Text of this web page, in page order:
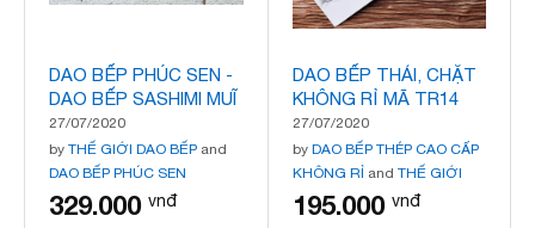
DAO BẾP PHÚC SEN -
DAO BẾP SASHIMI MUĨ
VÁT MÃ N53
27/07/2020
by THẾ GIỚI DAO BẾP and
DAO BẾP PHÚC SEN
329.000 vnđ
DAO BẾP THÁI, CHẶT
KHÔNG RỈ MÃ TR14
27/07/2020
by DAO BẾP THÉP CAO CẤP
KHÔNG RỈ and THẾ GIỚI
DAO BẾP
195.000 vnđ